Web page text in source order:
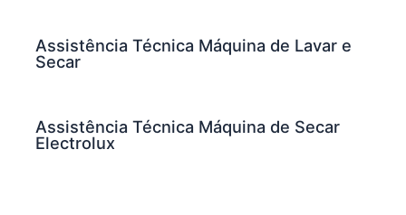
Assistência Técnica Máquina de Lavar e
Secar
Assistência Técnica Máquina de Secar
Electrolux